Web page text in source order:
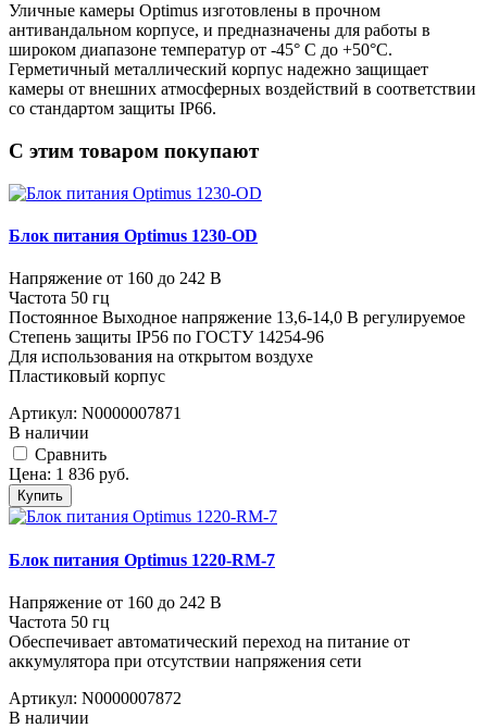
Уличные камеры Optimus изготовлены в прочном
антивандальном корпусе, и предназначены для работы в
широком диапазоне температур от -45° C до +50°C.
Герметичный металлический корпус надежно защищает
камеры от внешних атмосферных воздействий в соответствии
со стандартом защиты IP66.
C этим товаром покупают
Блок питания Optimus 1230-OD
Напряжение от 160 до 242 В
Частота 50 гц
Постоянное Выходное напряжение 13,6-14,0 В регулируемое
Степень защиты IP56 по ГОСТУ 14254-96
Для использования на открытом воздухе
Пластиковый корпус
Артикул: N0000007871
В наличии
Cравнить
Цена: 1 836 руб.
Купить
Блок питания Optimus 1220-RM-7
Напряжение от 160 до 242 В
Частота 50 гц
Обеспечивает автоматический переход на питание от
аккумулятора при отсутствии напряжения сети
Артикул: N0000007872
В наличии